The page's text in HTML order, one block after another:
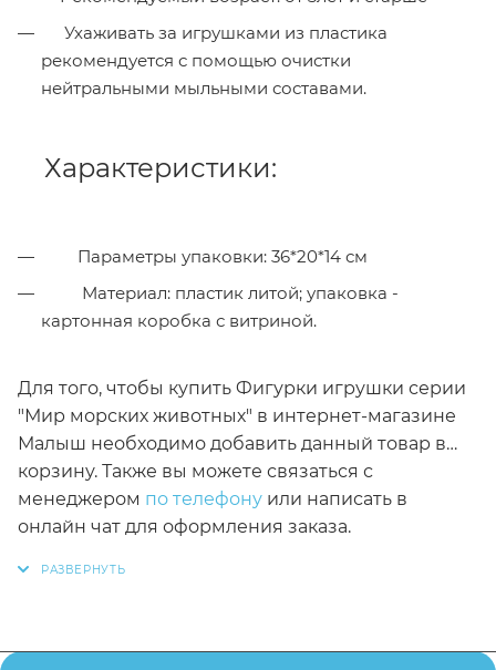
рекомендуется с помощью очистки
нейтральными мыльными составами.
Характеристики:
Параметры упаковки: 36*20*14 см
картонная коробка с витриной.
Для того, чтобы купить Фигурки игрушки серии
"Мир морских животных" в интернет-магазине
Малыш необходимо добавить данный товар в
корзину. Также вы можете связаться с
менеджером по телефону или написать в
онлайн чат для оформления заказа.